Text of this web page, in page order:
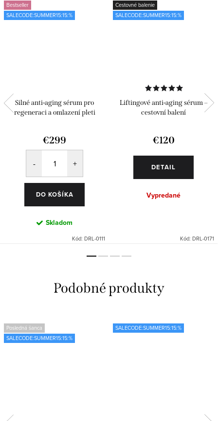
Bestseller
SALECODE:SUMMER15:15:%
Silné anti-aging sérum pro
regeneraci a omlazení pleti
€299
DO KOŠÍKA
Skladom
Kód: DRL-0111
Cestovné balenie
SALECODE:SUMMER15:15:%
Liftingové anti-aging sérum –
cestovní balení
€120
DETAIL
Vypredané
Kód: DRL-0171
Posledná šanca
SALECODE:SUMMER15:15:%
SALECODE:SUMMER15:15:%